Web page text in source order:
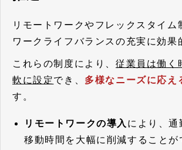
リモートワークやフレックスタイム
ワークライフバランスの充実に効果
これらの制度により、 従業員は働く
軟に設定でき、 多様なニーズに応え
す。
リモートワークの導入 により、通
移動時間を大幅に削減することが